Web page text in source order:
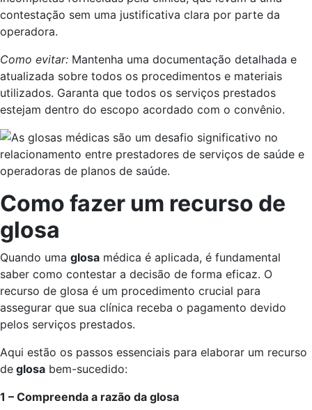
contestação sem uma justificativa clara por parte da
operadora.
Como evitar: Mantenha uma documentação detalhada e
atualizada sobre todos os procedimentos e materiais
utilizados. Garanta que todos os serviços prestados
estejam dentro do escopo acordado com o convênio.
Como fazer um recurso de
glosa
Quando uma glosa médica é aplicada, é fundamental
saber como contestar a decisão de forma eficaz. O
recurso de glosa é um procedimento crucial para
assegurar que sua clínica receba o pagamento devido
pelos serviços prestados.
Aqui estão os passos essenciais para elaborar um recurso
de glosa bem-sucedido:
1 – Compreenda a razão da glosa